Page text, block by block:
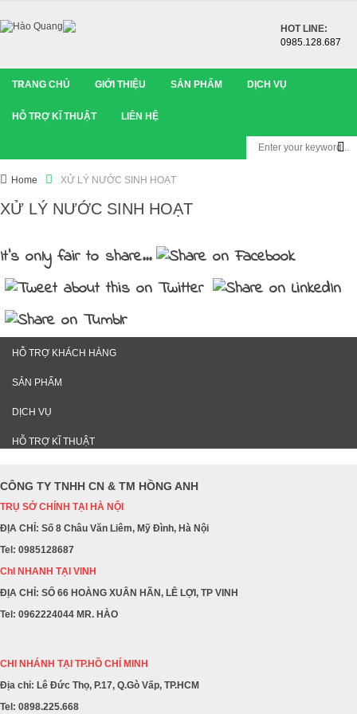
HOT LINE:
0985.128.687
TRANG CHỦ GIỚI THIỆU SẢN PHẨM DỊCH VỤ
HỖ TRỢ KĨ THUẬT LIÊN HỆ
Home XỬ LÝ NƯỚC SINH HOẠT
XỬ LÝ NƯỚC SINH HOẠT
It's only fair to share...
HỖ TRỢ KHÁCH HÀNG
SẢN PHẨM
DỊCH VỤ
HỖ TRỢ KĨ THUẬT
CÔNG TY TNHH CN & TM HỒNG ANH
TRỤ SỞ CHÍNH TẠI HÀ NỘI
ĐỊA CHỈ: Số 8 Châu Văn Liêm, Mỹ Đình, Hà Nội
Tel: 0985128687
ChI NHANH TẠI VINH
ĐỊA CHỈ: SỐ 66 HOÀNG XUÂN HÃN, LÊ LỢI, TP VINH
Tel: 0962224044 MR. HÀO
CHI NHÁNH TẠI TP.HỒ CHÍ MINH
Địa chỉ: Lê Đức Thọ, P.17, Q.Gò Vấp, TP.HCM
Tel: 0898.225.668